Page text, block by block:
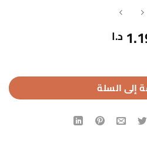
د.ا
كبير
إلى السلة